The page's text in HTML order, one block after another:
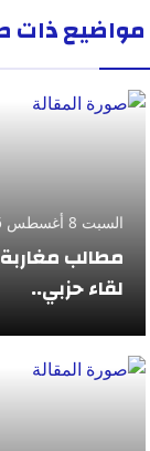
مواضيع ذات
السبت 8 أغسطس 2026 - 15:46
مطالب مغاربة
لقاء حزبي..